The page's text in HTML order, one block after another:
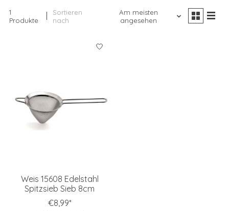
1
Produkte
Sortieren
nach
Am meisten
angesehen
Weis 15608 Edelstahl
Spitzsieb Sieb 8cm
€8,99*